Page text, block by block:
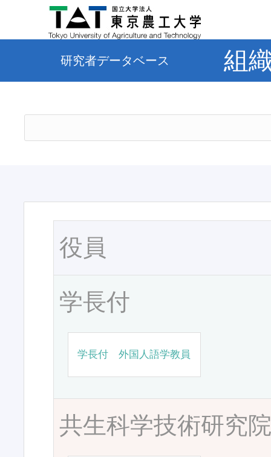
研究者データベース 組
役員
学長付
学長付 外国人語学教員
共生科学技術研究